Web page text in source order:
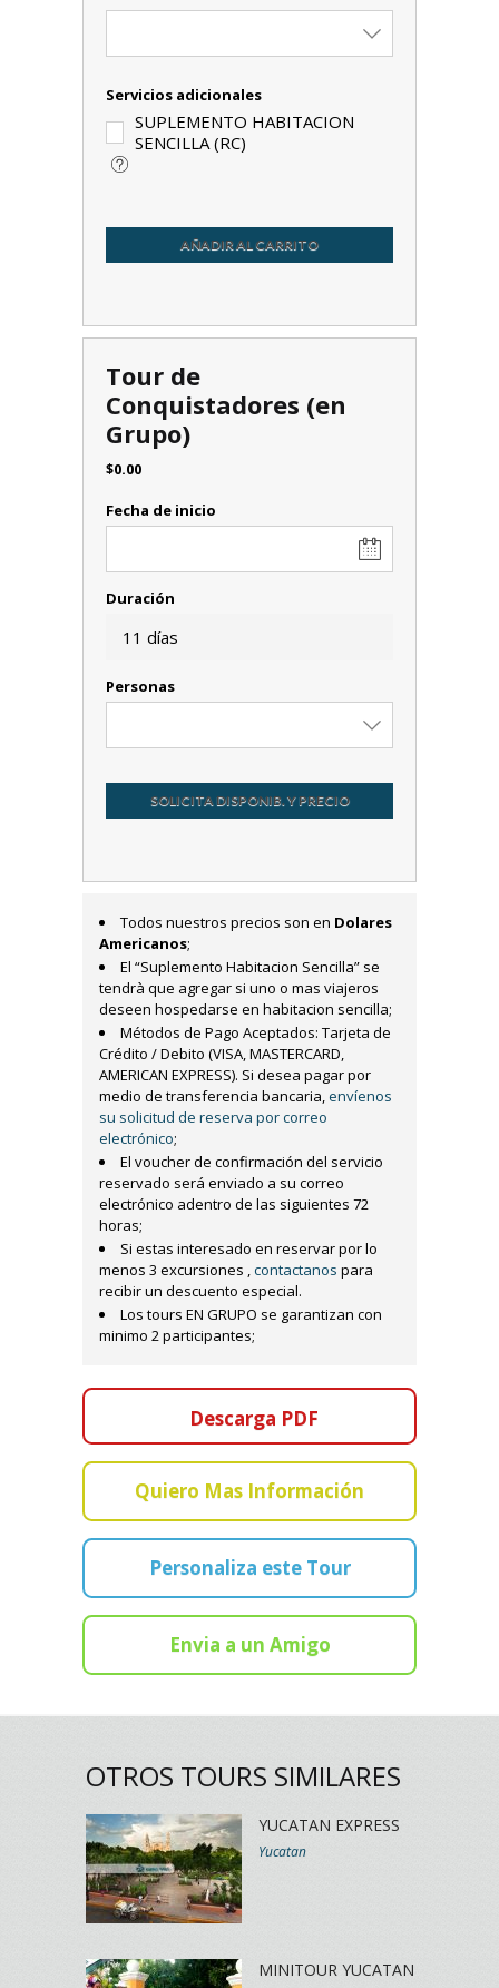
Servicios adicionales
SUPLEMENTO HABITACION
SENCILLA (RC)
AÑADIR AL CARRITO
Tour de
Conquistadores (en
Grupo)
$0.00
Fecha de inicio
Duración
11 días
Personas
SOLICITA DISPONIB. Y PRECIO
Todos nuestros precios son en Dolares
Americanos;
El “Suplemento Habitacion Sencilla” se
tendrà que agregar si uno o mas viajeros
deseen hospedarse en habitacion sencilla;
Métodos de Pago Aceptados: Tarjeta de
Crédito / Debito (VISA, MASTERCARD,
AMERICAN EXPRESS). Si desea pagar por
medio de transferencia bancaria,envíenos
su solicitud de reserva por correo
electrónico;
El voucher de confirmación del servicio
reservado será enviado a su correo
electrónico adentro de las siguientes 72
horas;
Si estas interesado en reservar por lo
menos 3 excursiones ,contactanos para
recibir un descuento especial.
Los tours EN GRUPO se garantizan con
minimo 2 participantes;
Descarga PDF
Quiero Mas Información
Personaliza este Tour
Envia a un Amigo
OTROS TOURS SIMILARES
YUCATAN EXPRESS
Yucatan
MINITOUR YUCATAN